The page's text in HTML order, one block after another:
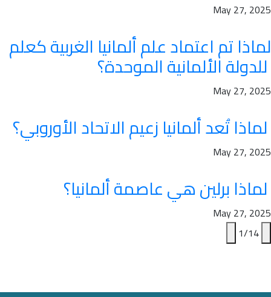
May 27, 2025
لماذا تم اعتماد علم ألمانيا الغربية كعلم
May 27, 2025
May 27, 2025
May 27, 2025
1/14